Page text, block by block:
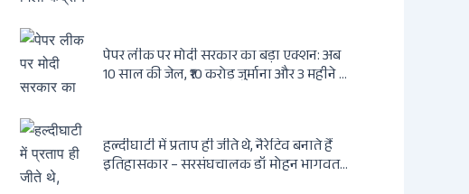
पेपर लीक पर मोदी सरकार का बड़ा एक्शन: अब
10 साल की जेल, ₹10 करोड़ जुर्माना और 3 महीने में
हल्दीघाटी में प्रताप ही जीते थे, नैरेटिव बनाते हैं
इतिहासकार – सरसंघचालक डॉ मोहन भागवत